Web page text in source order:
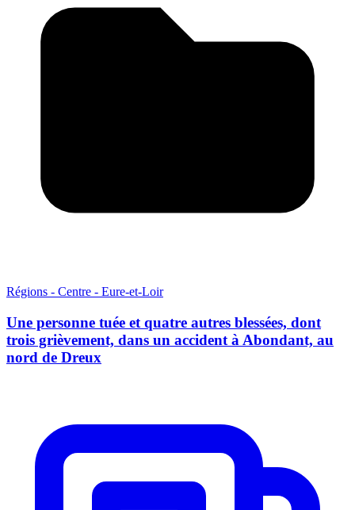
Régions - Centre - Eure-et-Loir
Une personne tuée et quatre autres blessées, dont
trois grièvement, dans un accident à Abondant, au
nord de Dreux